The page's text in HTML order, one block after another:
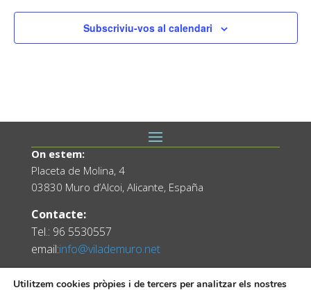
Subscriviu-vos al calendari
On estem:
Placeta de Molina, 4
03830 Muro d’Alcoi, Alicante, España
Contacte:
Tel.: 96 5530557
email:info@vilademuro.net
Utilitzem cookies pròpies i de tercers per analitzar els nostres